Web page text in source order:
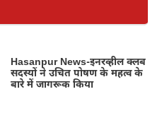
Hasanpur News-इनरव्हील क्लब
सदस्यों ने उचित पोषण के महत्व के
बारे में जागरूक किया